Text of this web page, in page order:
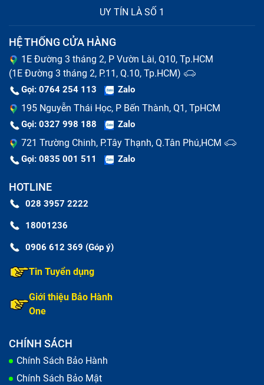
Vỏ máy laptop bị móp méo do va chạm mạnh, ảnh
hưởng tới các bộ phận khác của máy.
Vỏ laptop Asus TUF Gaming FX505DY bị nứt do rơi
đập.
Vỏ máy bị biến dạng do tiếp xúc với nhiệt độ cao.
Nguyên nhân khiến vỏ laptop bị móp méo, vỡ.
Bạn muốn thay vỏ để chiếc laptop Asus TUF
Gaming FX505DY của bạn mới hơn.
Thay vỏ laptop Asus TUF Gaming
FX505DY nhanh chóng và chất lượng
tại Bảo Hành One
UY TÍN LÀ SỐ 1
HỆ THỐNG CỬA HÀNG
1E Đường 3 tháng 2, P Vườn Lài, Q10, Tp.HCM
(1E Đường 3 tháng 2, P.11, Q.10, Tp.HCM)
Gọi: 0764 254 113 Zalo
195 Nguyễn Thái Học, P Bến Thành, Q1, TpHCM
Gọi: 0327 998 188 Zalo
721 Trường Chinh, P.Tây Thạnh, Q.Tân Phú,HCM
Gọi: 0835 001 511 Zalo
HOTLINE
028 3957 2222
18001236
0906 612 369 (Góp ý)
Tin Tuyển dụng
Giới thiệu Bảo Hành
One
CHÍNH SÁCH
Chính Sách Bảo Hành
Chính Sách Bảo Mật